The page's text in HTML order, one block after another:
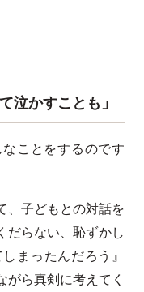
泣かすことも」
ことをするのです
、子どもとの対話を
だらない、恥ずかし
まったんだろう』
ら真剣に考えてく